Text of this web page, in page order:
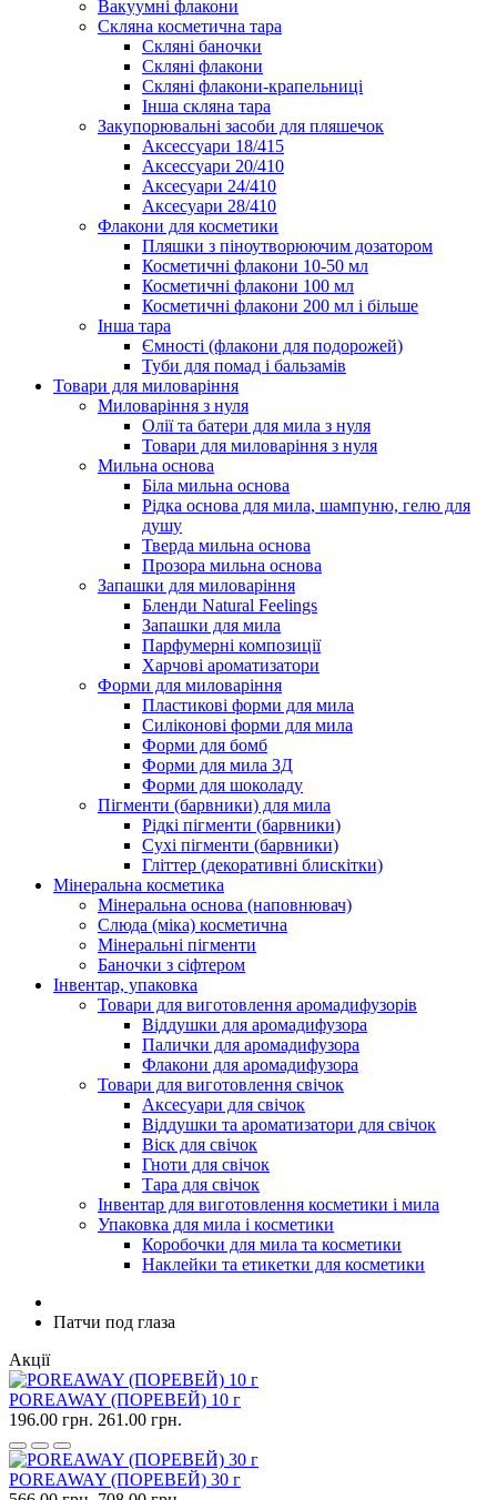
Вакуумні флакони
Скляна косметична тара
Скляні баночки
Скляні флакони
Скляні флакони-крапельниці
Інша скляна тара
Закупорювальні засоби для пляшечок
Аксессуари 18/415
Аксессуари 20/410
Аксесуари 24/410
Аксесуари 28/410
Флакони для косметики
Пляшки з піноутворюючим дозатором
Косметичні флакони 10-50 мл
Косметичні флакони 100 мл
Косметичні флакони 200 мл і більше
Інша тара
Ємності (флакони для подорожей)
Туби для помад і бальзамів
Товари для миловаріння
Миловаріння з нуля
Олії та батери для мила з нуля
Товари для миловаріння з нуля
Мильна основа
Біла мильна основа
Рідка основа для мила, шампуню, гелю для
душу
Тверда мильна основа
Прозора мильна основа
Запашки для миловаріння
Бленди Natural Feelings
Запашки для мила
Парфумерні композиції
Харчові ароматизатори
Форми для миловаріння
Пластикові форми для мила
Силіконові форми для мила
Форми для бомб
Форми для мила 3Д
Форми для шоколаду
Пігменти (барвники) для мила
Рідкі пігменти (барвники)
Сухі пігменти (барвники)
Гліттер (декоративні блискітки)
Мінеральна косметика
Мінеральна основа (наповнювач)
Слюда (міка) косметична
Мінеральні пігменти
Баночки з сіфтером
Інвентар, упаковка
Товари для виготовлення аромадифузорів
Віддушки для аромадифузора
Палички для аромадифузора
Флакони для аромадифузора
Товари для виготовлення свічок
Аксесуари для свічок
Віддушки та ароматизатори для свічок
Віск для свічок
Гноти для свічок
Тара для свічок
Інвентар для виготовлення косметики і мила
Упаковка для мила і косметики
Коробочки для мила та косметики
Наклейки та етикетки для косметики
Патчи под глаза
Акції
POREAWAY (ПОРЕВЕЙ) 10 г
196.00 грн. 261.00 грн.
POREAWAY (ПОРЕВЕЙ) 30 г